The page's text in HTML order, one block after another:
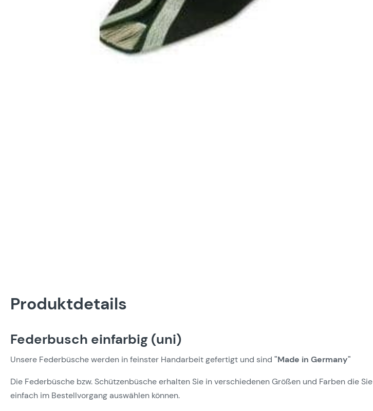
Produktdetails
Federbusch einfarbig (uni)
Unsere Federbüsche werden in feinster Handarbeit gefertigt und sind "Made in Germany"
Die Federbüsche bzw. Schützenbüsche erhalten Sie in verschiedenen Größen und Farben die Sie
einfach im Bestellvorgang auswählen können.